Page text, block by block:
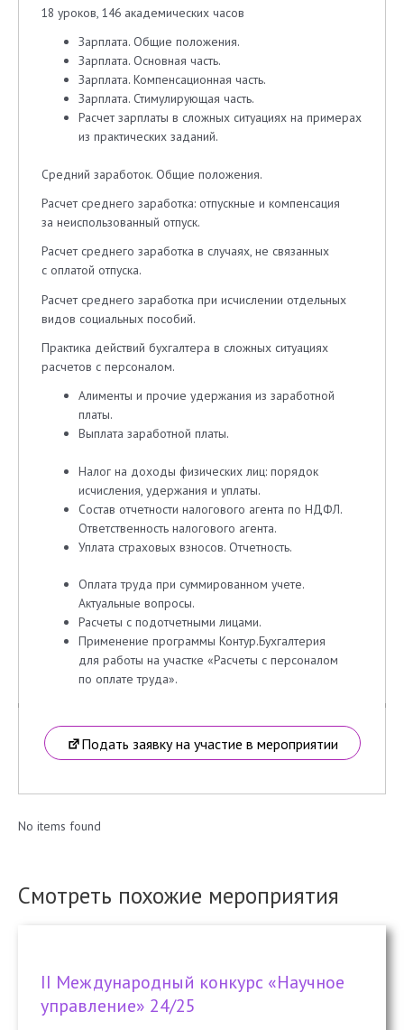
18 уроков, 146 академических часов
Зарплата. Общие положения.
Зарплата. Основная часть.
Зарплата. Компенсационная часть.
Зарплата. Стимулирующая часть.
Расчет зарплаты в сложных ситуациях на примерах
из практических заданий.
Средний заработок. Общие положения.
Расчет среднего заработка: отпускные и компенсация
за неиспользованный отпуск.
Расчет среднего заработка в случаях, не связанных
с оплатой отпуска.
Расчет среднего заработка при исчислении отдельных
видов социальных пособий.
Практика действий бухгалтера в сложных ситуациях
расчетов с персоналом.
Алименты и прочие удержания из заработной
платы.
Выплата заработной платы.
Налог на доходы физических лиц: порядок
исчисления, удержания и уплаты.
Состав отчетности налогового агента по НДФЛ.
Ответственность налогового агента.
Уплата страховых взносов. Отчетность.
Оплата труда при суммированном учете.
Актуальные вопросы.
Расчеты с подотчетными лицами.
Применение программы Контур.Бухгалтерия
для работы на участке «Расчеты с персоналом
по оплате труда».
Подать заявку на участие в мероприятии
No items found
Смотреть похожие мероприятия
II Международный конкурс «Научное
управление» 24/25